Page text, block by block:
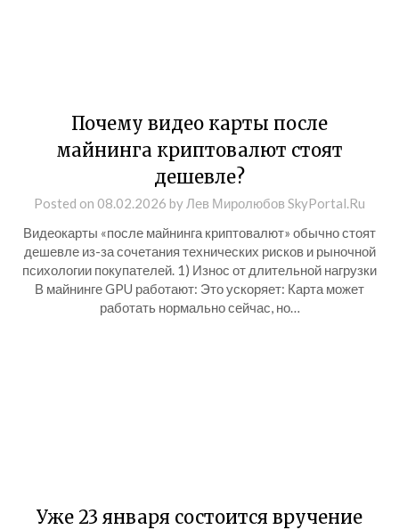
Почему видео карты после
майнинга криптовалют стоят
дешевле?
Posted on 08.02.2026 by Лев Миролюбов SkyPortal.Ru
Видеокарты «после майнинга криптовалют» обычно стоят
дешевле из-за сочетания технических рисков и рыночной
психологии покупателей. 1) Износ от длительной нагрузки
В майнинге GPU работают: Это ускоряет: Карта может
работать нормально сейчас, но…
Уже 23 января состоится вручение